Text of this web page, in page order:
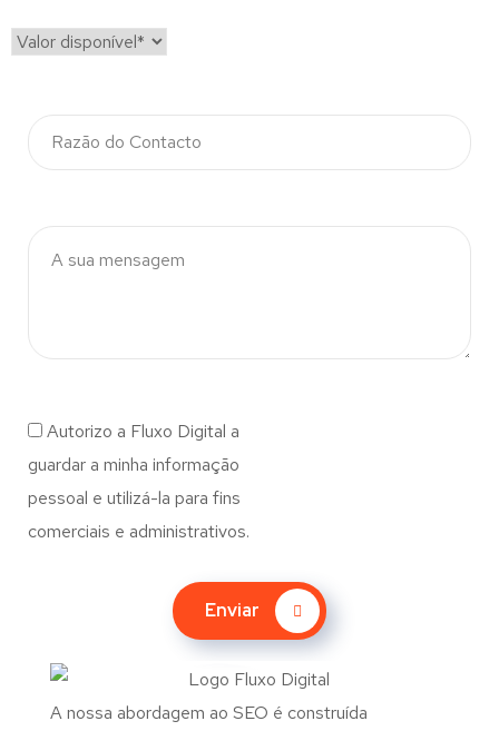
Autorizo a Fluxo Digital a
guardar a minha informação
pessoal e utilizá-la para fins
comerciais e administrativos.
Enviar
A nossa abordagem ao SEO é construída